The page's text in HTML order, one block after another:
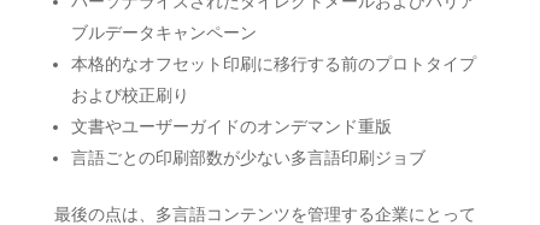
ブルデータキャンペーン
本格的なオフセット印刷に移行する前のプロトタイプ
および校正刷り
文書やユーザーガイドのオンデマンド重版
言語ごとの印刷部数が少ない多言語印刷ジョブ
最後の点は、多言語コンテンツを管理する企業にとって